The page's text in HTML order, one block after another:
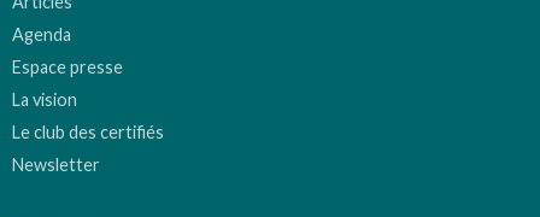
Agenda
Espace presse
La vision
Le club des certifiés
Newsletter